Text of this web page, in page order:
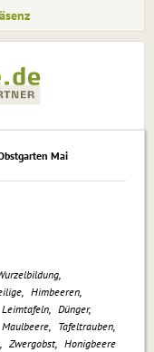
Mai
Himbeeren
Leimtafeln
Dünger
Maulbeere
Tafeltrauben
Zwergobst Honigbeere